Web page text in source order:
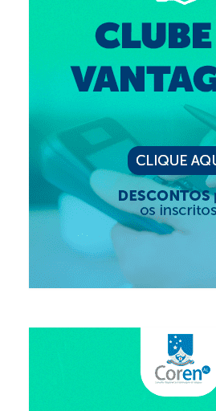
Fale Conosco